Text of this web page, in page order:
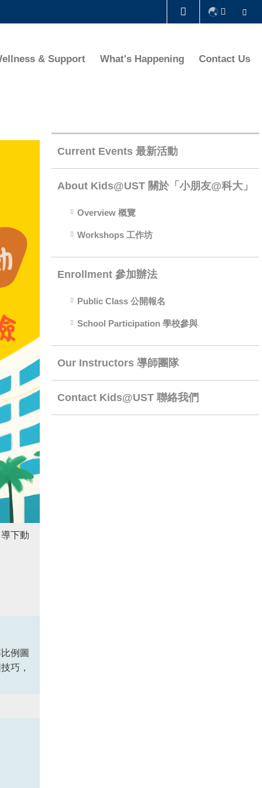
& Support What's Happening Contact Us
下動
例圖
巧，
Current Events 最新活動
About Kids@UST 關於「小朋友@科大」
Overview 概覽
Workshops 工作坊
Enrollment 參加辦法
Public Class 公開報名
School Participation 學校參與
Our Instructors 導師團隊
Contact Kids@UST 聯絡我們